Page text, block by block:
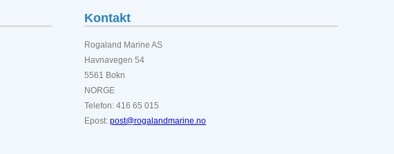
Kontakt
Rogaland Marine AS
Havnavegen 54
5561 Bokn
NORGE
Telefon: 416 65 015
Epost:post@rogalandmarine.no